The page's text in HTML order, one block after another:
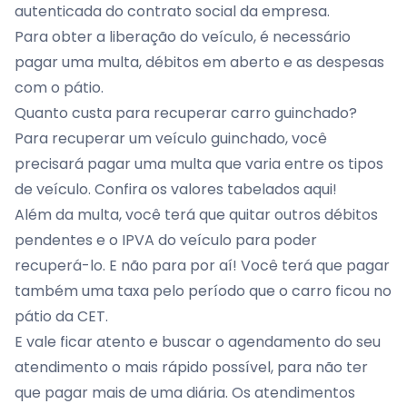
autenticada do contrato social da empresa.
Para obter a liberação do veículo, é necessário
pagar uma multa, débitos em aberto e as despesas
com o pátio.
Quanto custa para recuperar carro guinchado?
Para recuperar um veículo guinchado, você
precisará pagar uma multa que varia entre os tipos
de veículo. Confira os valores tabelados aqui!
Além da multa, você terá que quitar outros débitos
pendentes e o IPVA do veículo para poder
recuperá-lo. E não para por aí! Você terá que pagar
também uma taxa pelo período que o carro ficou no
pátio da CET.
E vale ficar atento e buscar o agendamento do seu
atendimento o mais rápido possível, para não ter
que pagar mais de uma diária. Os atendimentos